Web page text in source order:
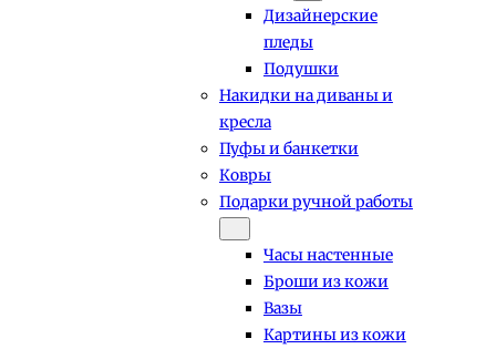
Дизайнерские
пледы
Подушки
Накидки на диваны и
кресла
Пуфы и банкетки
Ковры
Подарки ручной работы
Часы настенные
Броши из кожи
Вазы
Картины из кожи